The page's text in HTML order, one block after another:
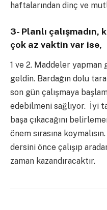
haftalarından dinç ve
3- Planlı
çok az vaktin var ise,
1 ve 2. Maddeler
geldin. Bardağın dolu
son gün çalışmaya
edebilmeni sağlıyor. İyi
başa çıkacağını
önem sırasına
dersini önce çalışıp
zaman kazandıracaktır.